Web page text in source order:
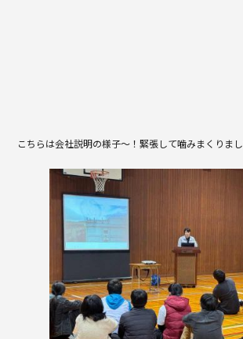
こちらは会社説明の様子～！緊張して噛みまくりまし